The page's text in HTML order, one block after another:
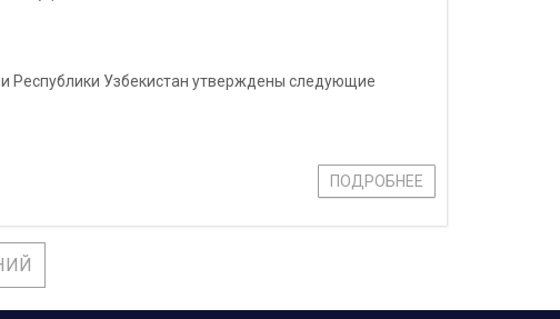
Республики Узбекистан утверждены следующие
ПОДРОБНЕЕ